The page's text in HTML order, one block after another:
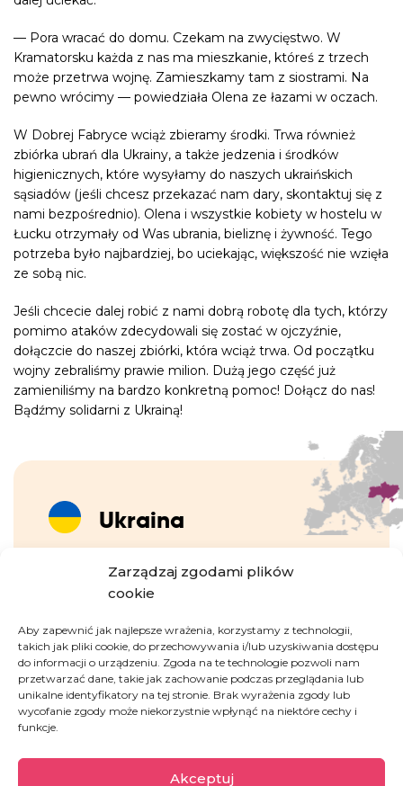
Zarządzaj zgodami plików
cookie
Aby zapewnić jak najlepsze wrażenia, korzystamy z technologii,
takich jak pliki cookie, do przechowywania i/lub uzyskiwania dostępu
do informacji o urządzeniu. Zgoda na te technologie pozwoli nam
przetwarzać dane, takie jak zachowanie podczas przeglądania lub
unikalne identyfikatory na tej stronie. Brak wyrażenia zgody lub
wycofanie zgody może niekorzystnie wpłynąć na niektóre cechy i
funkcje.
Akceptuj
Ukraina
Wojna, która eskalowała w lutym 2022 roku,
wywołała ogromny kryzys humanitarny. 6,8
miliona osób uciekło z Ukrainy, a życie milionów
ludzi, którzy pozostali w kraju, zostało
zrujnowane przez działania wojenne. Ataki
rakietowe niszczą infrastrukturę cywilną, w tym
sieci energetyczne, wodociągi, szpitale i
transport publiczny. Skala cierpienia dotyka
w kraju.
— Pora wracać do domu. Czekam na zwycięstwo. W
Kramatorsku każda z nas ma mieszkanie, któreś z trzech
może przetrwa wojnę. Zamieszkamy tam z siostrami. Na
pewno wrócimy — powiedziała Olena ze łazami w oczach.
W Dobrej Fabryce wciąż zbieramy środki. Trwa również
zbiórka ubrań dla Ukrainy, a także jedzenia i środków
higienicznych, które wysyłamy do naszych ukraińskich
sąsiadów (jeśli chcesz przekazać nam dary, skontaktuj się z
nami bezpośrednio). Olena i wszystkie kobiety w hostelu w
Łucku otrzymały od Was ubrania, bieliznę i żywność. Tego
potrzeba było najbardziej, bo uciekając, większość nie wzięła
ze sobą nic.
Jeśli chcecie dalej robić z nami dobrą robotę dla tych, którzy
pomimo ataków zdecydowali się zostać w ojczyźnie,
dołączcie do naszej zbiórki, która wciąż trwa. Od początku
wojny zebraliśmy prawie milion. Dużą jego część już
zamieniliśmy na bardzo konkretną pomoc! Dołącz do nas!
Bądźmy solidarni z Ukrainą!